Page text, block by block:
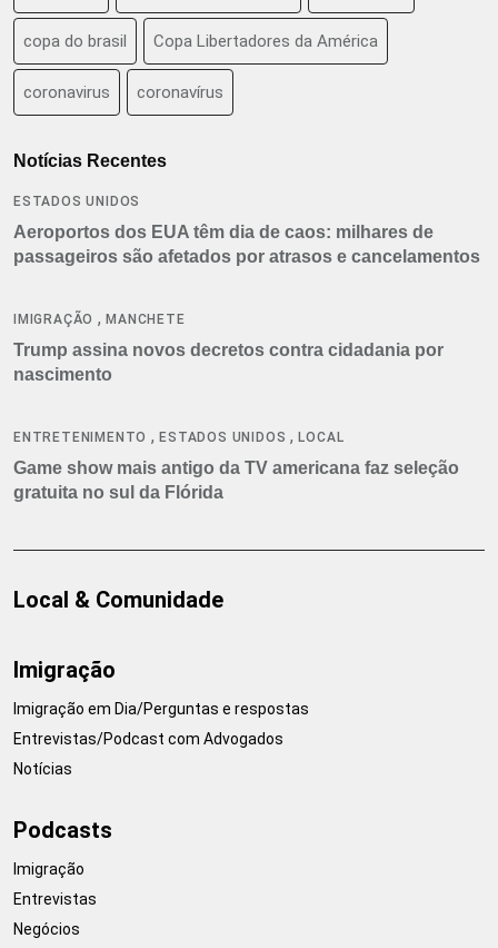
copa do brasil Copa Libertadores da América
coronavirus coronavírus
Notícias Recentes
ESTADOS UNIDOS
Aeroportos dos EUA têm dia de caos: milhares de
passageiros são afetados por atrasos e cancelamentos
IMIGRAÇÃO ,MANCHETE
Trump assina novos decretos contra cidadania por
nascimento
ENTRETENIMENTO ,ESTADOS UNIDOS ,LOCAL
Game show mais antigo da TV americana faz seleção
gratuita no sul da Flórida
Local & Comunidade
Imigração
Imigração em Dia/Perguntas e respostas
Entrevistas/Podcast com Advogados
Notícias
Podcasts
Imigração
Entrevistas
Negócios